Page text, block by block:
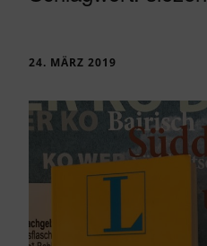
24. MÄRZ 2019